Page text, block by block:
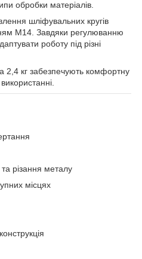
обробки матеріалів.
шліфувальних кругів
M14. Завдяки регулюванню
роботу під різні
2,4 кг забезпечують комфортну
різання металу
місцях